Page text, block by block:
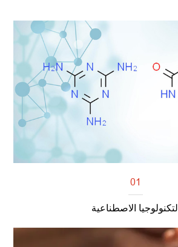
اقرأ أكثر
01
التكنولوجيا الاصطناعية